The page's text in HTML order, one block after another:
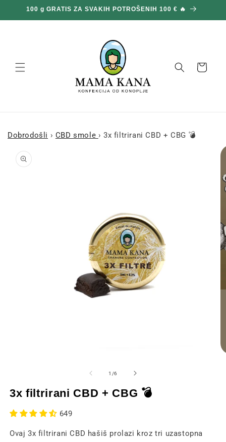
sadržaj
100 g GRATIS ZA SVAKIH POTROŠENIH 100 € 🔥
Košara
Dobrodošli › CBD smole › 3x filtrirani CBD + CBG 💣
Prijeđi na
informacije
proizvodu
modalnom
prozoru
1 /od
6
3x filtrirani CBD + CBG 💣
649
Ovaj 3x filtrirani CBD hašiš prolazi kroz tri uzastopna